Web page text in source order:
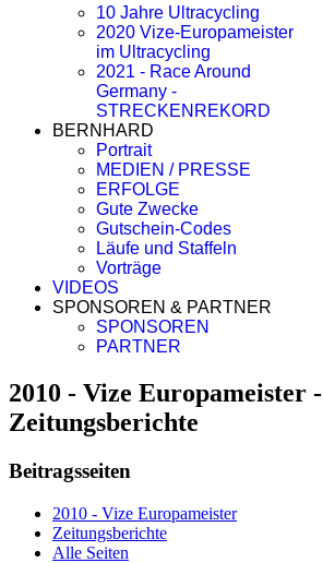
10 Jahre Ultracycling
2020 Vize-Europameister
im Ultracycling
2021 - Race Around
Germany -
STRECKENREKORD
BERNHARD
Portrait
MEDIEN / PRESSE
ERFOLGE
Gute Zwecke
Gutschein-Codes
Läufe und Staffeln
Vorträge
VIDEOS
SPONSOREN & PARTNER
SPONSOREN
PARTNER
2010 - Vize Europameister -
Zeitungsberichte
Beitragsseiten
2010 - Vize Europameister
Zeitungsberichte
Alle Seiten